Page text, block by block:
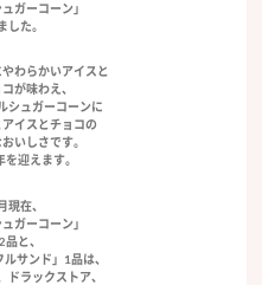
ガーコーン」
した。
わらかいアイスと
が味わえ、
シュガーコーンに
イスとチョコの
いしさです。
迎えます。
現在、
ガーコーン」
と、
ルサンド」1品は、
ドラックストア、